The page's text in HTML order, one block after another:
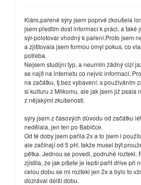
Kláro,pařené sýry jsem poprvé zkoušela
jsem předtím dost informací k práci, a také
sýr-polotovar vhodný k paření.Proto jsem
a zjištovala jsem formou omyl pokus, co
potřeba.
Nejsem studijní typ, a neumím žádný cizí
se najít na internetu co nejvíc informací.
na začátku, tj.bez vybavení, s použiváním
si kulturu z Milkomu, ale jak jsem již psala
z nějakými zkušenosti.
sýry jsem z časových důvodu od začátku
nedělala, jen ten po Babičce.
Od té doby jsem pařila 2x a to jsem i
ale začínají od 5 pH, takže musel být
pětka. Jednou se povedl, podruhé roztekl.
zjistila, že jak píšete je lepší pařit dříve při
celou dobu se mi roztekl jen 2x a bylo to
dozrával delší dobu.